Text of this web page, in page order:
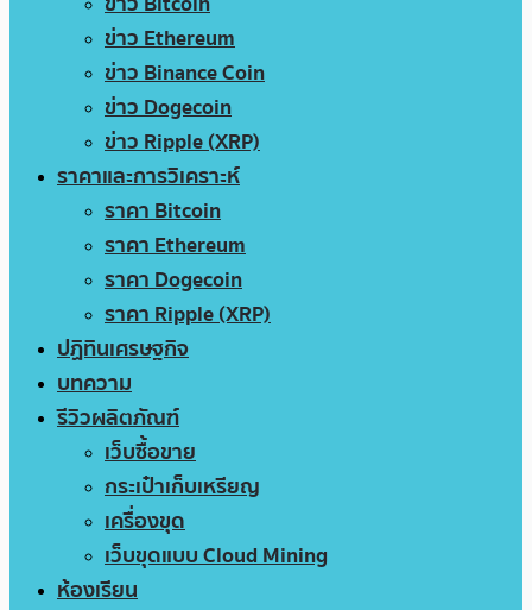
ข่าว Ethereum
ข่าว Binance Coin
ข่าว Dogecoin
ข่าว Ripple (XRP)
ราคาและการวิเคราะห์
ราคา Bitcoin
ราคา Ethereum
ราคา Dogecoin
ราคา Ripple (XRP)
ปฏิทินเศรษฐกิจ
บทความ
รีวิวผลิตภัณฑ์
เว็บซื้อขาย
กระเป๋าเก็บเหรียญ
เครื่องขุด
เว็บขุดแบบ Cloud Mining
ห้องเรียน